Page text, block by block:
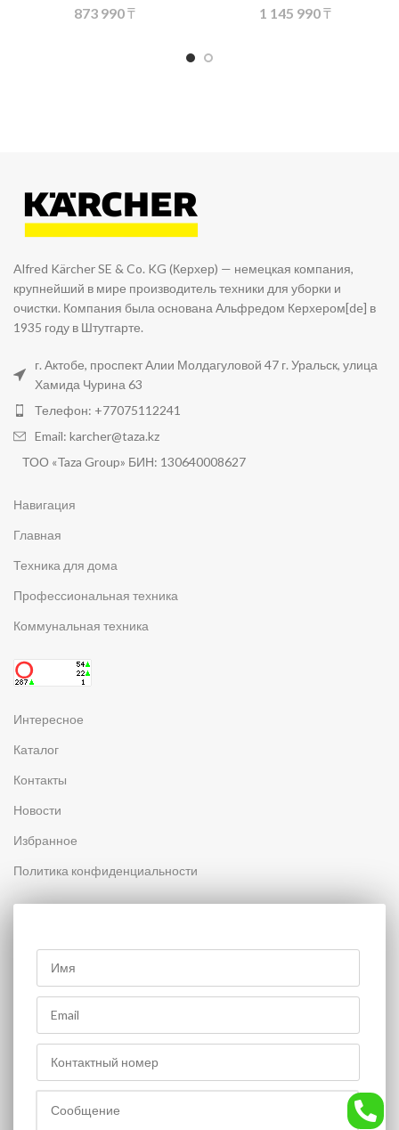
873 990₸ 1 145 990₸
Alfred Kärcher SE & Co. KG (Керхер) — немецкая компания,
крупнейший в мире производитель техники для уборки и
очистки. Компания была основана Альфредом Керхером[de] в
1935 году в Штутгарте.
г. Актобе, проспект Алии Молдагуловой 47 г. Уральск, улица
Хамида Чурина 63
Телефон: +77075112241
Email: karcher@taza.kz
ТОО «Taza Group» БИН: 130640008627
Навигация
Главная
Техника для дома
Профессиональная техника
Коммунальная техника
Интересное
Каталог
Контакты
Новости
Избранное
Политика конфиденциальности